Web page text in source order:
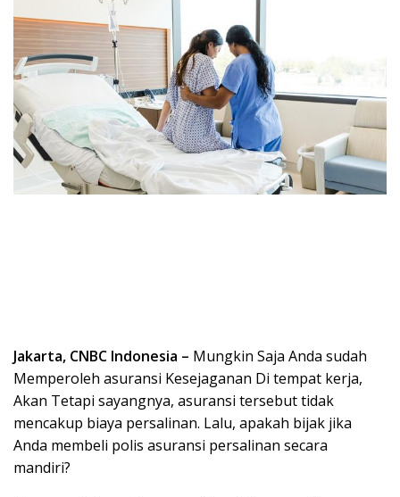
Jakarta, CNBC Indonesia – Mungkin Saja Anda sudah
Memperoleh asuransi Kesejaganan Di tempat kerja,
Akan Tetapi sayangnya, asuransi tersebut tidak
mencakup biaya persalinan. Lalu, apakah bijak jika
Anda membeli polis asuransi persalinan secara
mandiri?